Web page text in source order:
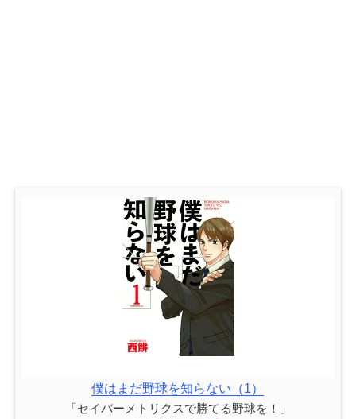
僕はまだ野球を知らない（1）
「セイバーメトリクスで勝てる野球を！」